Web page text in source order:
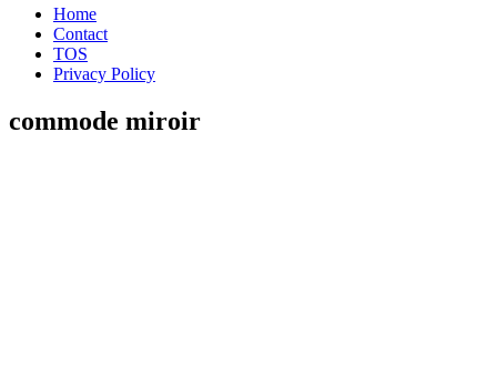
Home
Contact
TOS
Privacy Policy
commode miroir